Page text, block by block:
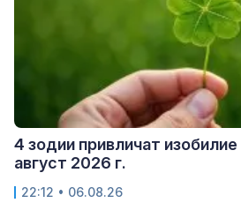
4 зодии привличат
август 2026 г.
22:12 • 06.08.26